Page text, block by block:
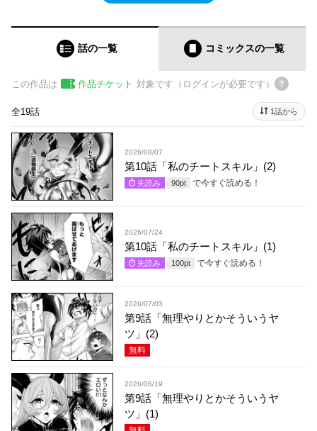
話の一覧 コミックスの一覧
この作品は 作品チケット 対象です（ログインが必要です）
全19話 1話から
2026/08/07
第10話「私のチートスキル」(2)
先読み 90pt で今すぐ読める！
2026/07/24
第10話「私のチートスキル」(1)
先読み 100pt で今すぐ読める！
2026/07/03
第9話「無理やりとかそういうヤ
ツ」(2)
無料
2026/06/19
第9話「無理やりとかそういうヤ
ツ」(1)